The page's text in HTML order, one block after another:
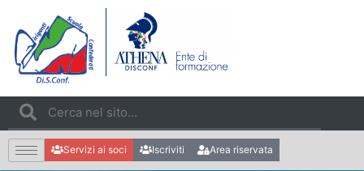
Servizi ai soci Iscriviti Area riservata